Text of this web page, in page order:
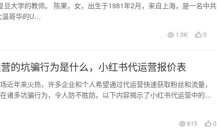
大学的教师。 陈果，女，出生于1981年2月，来自上海，是一名中共
温哥华的U…
1.0K 0
的坑骗行为是什么，小红书代运营报价表
近年来火热，许多企业和个人希望通过代运营快速获取粉丝和流量，
诸多坑骗行为，令人防不胜防。以下内容揭示了小红书代运营中的几
615 0